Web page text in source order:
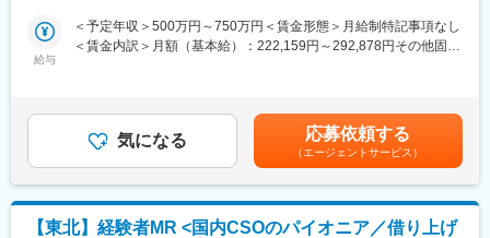
など幅広いキャリアプランがあります。また、弊社のマネージャ
ーのほとんどは、MRからキャリアをチェンジしているメンバーで
■MRとは主に医師や薬剤師等へ、担当製品の情報提供を行いま
す。担当施設の患者様に応じた情報提供や、担当製品の処方後の
情報収集を行います。
変更の範囲：会社の定める業務
クトへアサイン予定です。グローバルトップメーカーなど様々な
PJTに携わる事が出来ます。
◎医療機器営業
医師や医療機器を扱う医療従事者に医療機器の情報提供や販売を
行います。販売だけでなく、実際使用する際のトレーニングサポ
ートやアフターフォローまで手掛けることが特徴で、医療の現場
を実感できる活動ができます。
◎MR（医薬情報担当者）
給与
＜予定年収＞500万円～750万円＜賃金形態＞月給制特記事項なし
＜賃金内訳＞月額（基本給）：222,159円～292,878円その他固定
含む）＜昇給有無＞有＜残業手当＞有＜給与補足＞業績に応じて
インセンティブあり賃金はあくまでも目安の金額であり、選考を
通じて上下する可能性があります。月給(月額)は固定手当を含めた
表記です。
気になる 応募依頼する
（エージェントサービス）
【東北】経験者MR <国内CSOのパイオニア／借り上げ